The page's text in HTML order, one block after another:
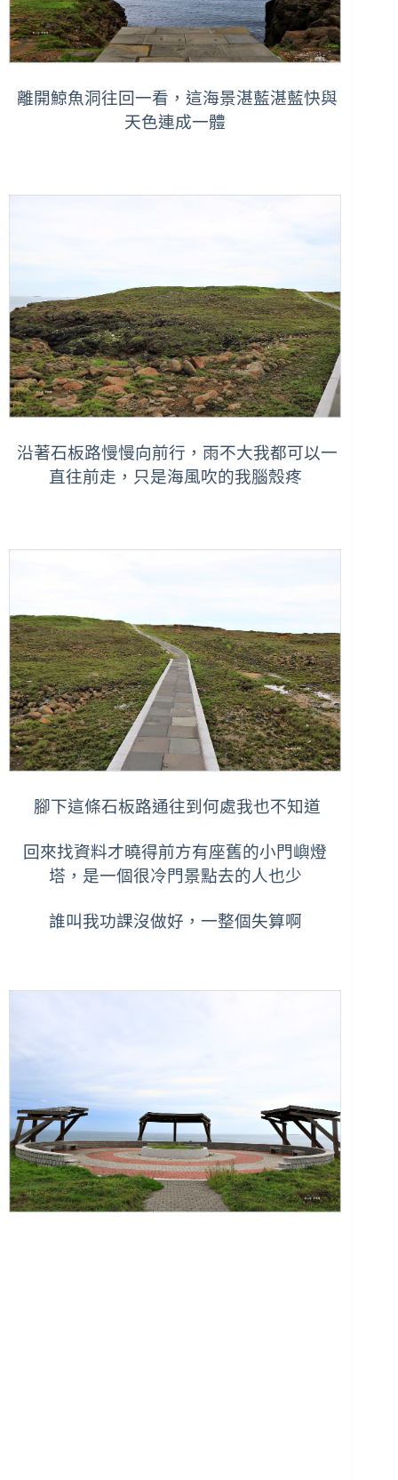
離開鯨魚洞往回一看，這海景湛藍湛藍快與
天色連成一體
沿著石板路慢慢向前行，雨不大我都可以一
直往前走，只是海風吹的我腦殼疼
腳下這條石板路通往到何處我也不知道
回來找資料才曉得前方有座舊的小門嶼燈
塔， 是一個很冷門景點去的人也少
誰叫我功課沒做好，一整個失算啊